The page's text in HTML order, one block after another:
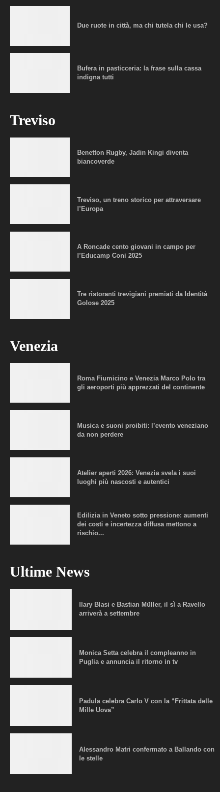
Due ruote in città, ma chi tutela chi le usa?
Bufera in pasticceria: la frase sulla cassa
indigna tutti
Treviso
Benetton Rugby, Jadin Kingi diventa
biancoverde
Treviso, un treno storico per attraversare
l’Europa
A Roncade cento giovani in campo per
l’Educamp Coni 2025
Tre ristoranti trevigiani premiati da Identità
Golose 2025
Venezia
Roma Fiumicino e Venezia Marco Polo tra
gli aeroporti più apprezzati del continente
Musica e suoni proibiti: l’evento veneziano
da non perdere
Atelier aperti 2026: Venezia svela i suoi
luoghi più nascosti e autentici
Edilizia in Veneto sotto pressione: aumenti
dei costi e incertezza diffusa mettono a
rischio...
Ultime News
Ilary Blasi e Bastian Müller, il sì a Ravello
arriverà a settembre
Monica Setta celebra il compleanno in
Puglia e annuncia il ritorno in tv
Padula celebra Carlo V con la “Frittata delle
Mille Uova”
Alessandro Matri confermato a Ballando con
le stelle